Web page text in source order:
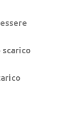
scarico